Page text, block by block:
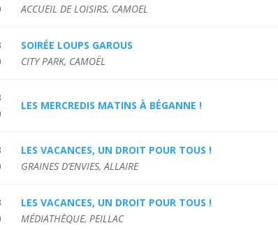
ACCUEIL DE LOISIRS, CAMOEL
SOIRÉE LOUPS GAROUS
CITY PARK, CAMOËL
LES MERCREDIS MATINS À BÉGANNE !
LES VACANCES, UN DROIT POUR TOUS !
GRAINES D’ENVIES, ALLAIRE
LES VACANCES, UN DROIT POUR TOUS !
MÉDIATHÈQUE, PEILLAC